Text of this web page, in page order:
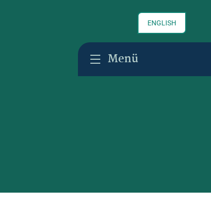
ENGLISH
Menü